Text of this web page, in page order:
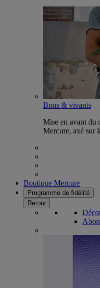
Bons & vivants
Mise en avant du
Mercure, axé sur
Boutique Mercure
Programme de fidélité
Retour